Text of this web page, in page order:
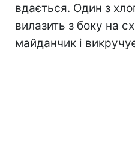
вдається. Один з
вилазить з боку на
майданчик і